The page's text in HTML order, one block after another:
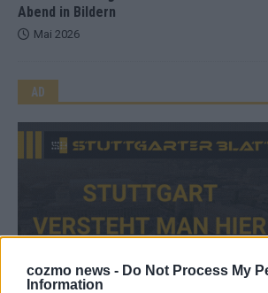
cozmo news - Do Not Process My
Information
Abend in Bildern
Mai 2026
AD